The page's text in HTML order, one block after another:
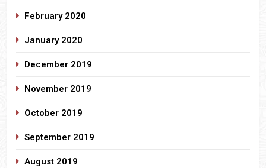
February 2020
January 2020
December 2019
November 2019
October 2019
September 2019
August 2019